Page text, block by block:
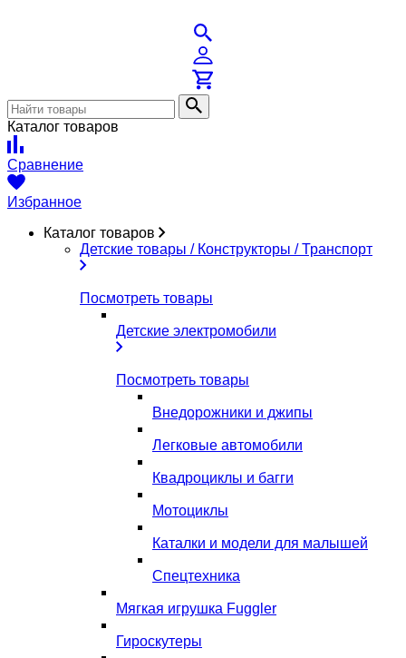
Каталог товаров
Сравнение
Избранное
Каталог товаров
Детские товары / Конструкторы / Транспорт
Посмотреть товары
Детские электромобили
Посмотреть товары
Внедорожники и джипы
Легковые автомобили
Квадроциклы и багги
Мотоциклы
Каталки и модели для малышей
Спецтехника
Мягкая игрушка Fuggler
Гироскутеры